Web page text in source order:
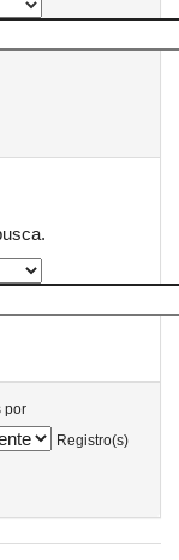
por
Registro(s)